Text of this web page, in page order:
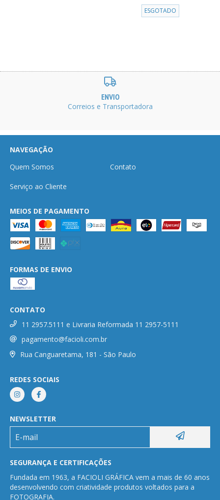
ESGOTADO
ENVIO
Correios e Transportadora
NAVEGAÇÃO
Quem Somos
Contato
Serviço ao Cliente
MEIOS DE PAGAMENTO
FORMAS DE ENVIO
CONTATO
11 2957.5111 e Livraria Reformada 11 2957-5111
pagamento@facioli.com.br
Rua Canguaretama, 181 - São Paulo
REDES SOCIAIS
NEWSLETTER
SEGURANÇA E CERTIFICAÇÕES
Fundada em 1963, a FACIOLI GRÁFICA vem a mais de 60 anos
desenvolvendo com criatividade produtos voltados para a
FOTOGRAFIA.